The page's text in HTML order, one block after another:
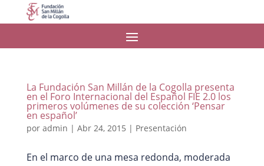
La Fundación San Millán de la Cogolla presenta
en el Foro Internacional del Español FIE 2.0 los
primeros volúmenes de su colección ‘Pensar
en español’
por admin | Abr 24, 2015 | Presentación
En el marco de una mesa redonda, moderada